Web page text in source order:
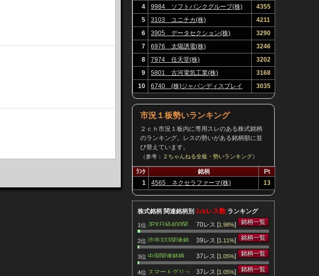
4
9984 ソフトバンクグループ(株)
4355
5
3103 ユニチカ(株)
4211
6
3905 データセクション(株)
3290
7
6976 太陽誘電(株)
3246
8
7974 任天堂(株)
3202
9
5801 古河電気工業(株)
3168
10
6740 (株)ジャパンディスプレイ 3035
市況１板勢いランキング
２ｃｈ市況１板内に専用スレのある株式銘柄
のランキング。レスの勢いがある銘柄順に並
び替えています。
（参考：２ちゃんねる全板・勢いランキング）
ﾗﾝｸ 銘柄
Pt
1
4565 ネクセラファーマ(株) 13
株式銘柄 関連銘柄別 2chレス数 ランキング
1位 JPX日経400関
連銘柄
70レス [1.98%] 銘柄一覧
2位 読売333関連銘
柄
39レス [1.11%] 銘柄一覧
3位 中国関連銘柄 37レス [1.05%] 銘柄一覧
4位 スマートグリッ
37レス [1.05%] 銘柄一覧